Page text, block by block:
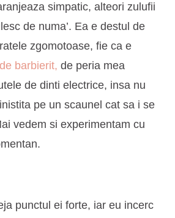
simpatic, alteori zulufii
de numa’. Ea e destul de
zgomotoase, fie ca e
barbierit, de peria mea
de dinti electrice, insa nu
pe un scaunel cat sa i se
vedem si experimentam cu
punctul ei forte, iar eu incerc